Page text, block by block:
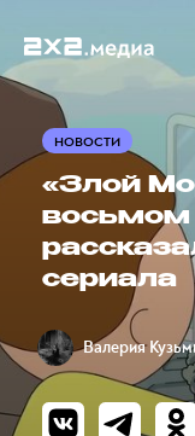
НОВОСТИ
«Злой
восьмом
сериала
Валерия